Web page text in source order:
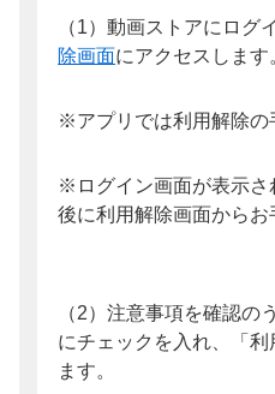
（1）動画ストアにログ
除画面にアクセスします
※アプリでは利用解除の
※ログイン画面が表示さ
後に利用解除画面からお
（2）注意事項を確認の
にチェックを入れ、「
ます。